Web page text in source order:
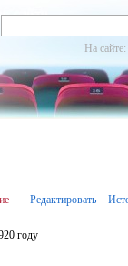
На
Редактировать
году